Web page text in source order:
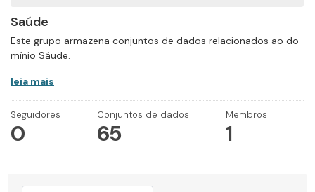
Saúde
Este grupo armazena conjuntos de dados relacionados ao do
mínio Sáude.
leia mais
Seguidores
0
Conjuntos de dados
65
Membros
1